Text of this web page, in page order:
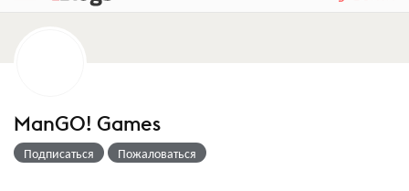
ManGO! Games
Подписаться Пожаловаться